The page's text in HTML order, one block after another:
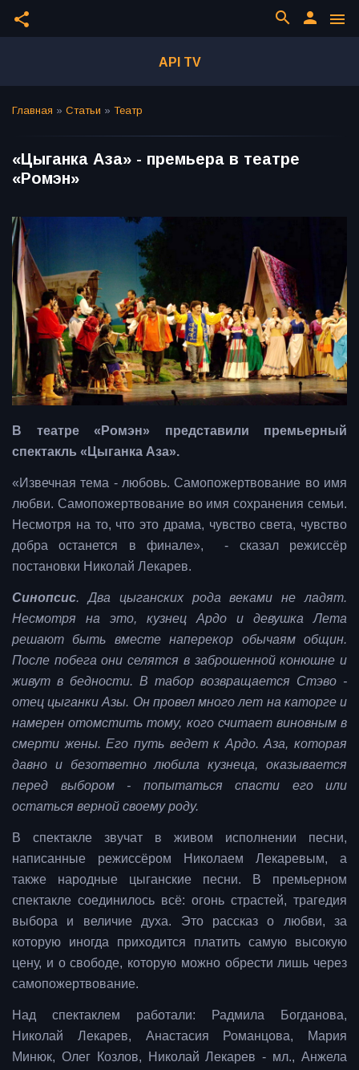
share menu
person
search
API TV
Главная » Статьи » Театр
«Цыганка Аза» - премьера в театре
«Ромэн»
В театре «Ромэн» представили премьерный
спектакль «Цыганка Аза».
«Извечная тема - любовь. Самопожертвование во имя
любви. Самопожертвование во имя сохранения семьи.
Несмотря на то, что это драма, чувство света, чувство
добра останется в финале», - сказал режиссёр
постановки Николай Лекарев.
Синопсис. Два цыганских рода веками не ладят.
Несмотря на это, кузнец Ардо и девушка Лета
решают быть вместе наперекор обычаям общин.
После побега они селятся в заброшенной конюшне и
живут в бедности. В табор возвращается Стэво -
отец цыганки Азы. Он провел много лет на каторге и
намерен отомстить тому, кого считает виновным в
смерти жены. Его путь ведет к Ардо. Аза, которая
давно и безответно любила кузнеца, оказывается
перед выбором - попытаться спасти его или
остаться верной своему роду.
В спектакле звучат в живом исполнении песни,
написанные режиссёром Николаем Лекаревым, а
также народные цыганские песни. В премьерном
спектакле соединилось всё: огонь страстей, трагедия
выбора и величие духа. Это рассказ о любви, за
которую иногда приходится платить самую высокую
цену, и о свободе, которую можно обрести лишь через
самопожертвование.
Над спектаклем работали: Радмила Богданова,
Николай Лекарев, Анастасия Романцова, Мария
Минюк, Олег Козлов, Николай Лекарев - мл., Анжела